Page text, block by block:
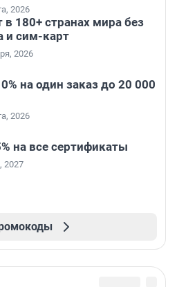
2026
в 180+ странах мира без
и сим-карт
2026
на один заказ до 20 000
2026
на все сертификаты
2027